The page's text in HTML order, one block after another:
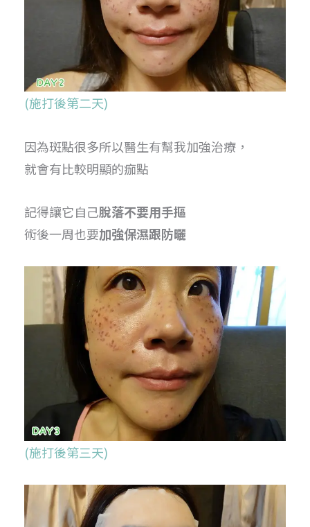
(施打後第二天)
因為斑點很多所以醫生有幫我加強治療，
就會有比較明顯的痂點
記得讓它自己脫落不要用手摳
術後一周也要加強保濕跟防曬
(施打後第三天)